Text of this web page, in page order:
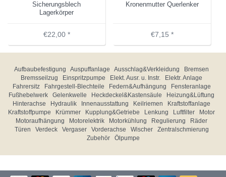
Sicherungsblech
Lagerkörper
€22,00 *
Kronenmutter Querlenker
€7,15 *
Aufbaubefestigung Auspuffanlage Ausschlag&Verkleidung
Bremsen
Bremsseilzug
Einspritzpumpe Elekt. Ausr. u. Instr.
Elektr. Anlage
Fahrersitz
Fahrgestell-Blechteile Federn&Aufhängung
Fensteranlage
Fußhebelwerk
Gelenkwelle Heckdeckel&Kastensäule
Heizung&Lüftung
Hinterachse
Hydraulik Innenausstattung Keilriemen
Kraftstoffanlage
Kraftstoffpumpe
Krümmer Kupplung&Getriebe Lenkung Luftfilter
Motor
Motoraufhängung
Motorelektrik Motorkühlung Regulierung
Räder
Türen
Verdeck Vergaser Vorderachse Wischer
Zentralschmierung
Zubehör
Ölpumpe